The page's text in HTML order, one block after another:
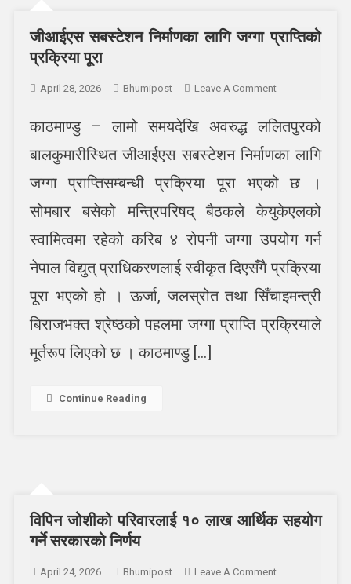
जीआईएस सबस्टेशन निर्माणका लागि जग्गा प्राप्तिको
प्रक्रिया पूरा
April 28, 2026 Bhumipost Leave A CommentOn
सबस्टेशन
लागि
जग्गा
प्रक्रिया
पूरा
काठमाण्डु – लामो समयदेखि अवरुद्ध ललितपुरको
बालकुमारीस्थित जीआईएस सबस्टेशन निर्माणका लागि
जग्गा प्राप्तिसम्बन्धी प्रक्रिया पूरा भएको छ ।
सोमबार बसेको मन्त्रिपरिषद् बैठकले केयुकेएलको
स्वामित्वमा रहेको करिब ४ रोपनी जग्गा उपयोग गर्न
नेपाल विद्युत् प्राधिकरणलाई स्वीकृत दिएसँगै प्रक्रिया
पूरा भएको हो । ऊर्जा, जलस्रोत तथा सिँचाइमन्त्री
बिराजभक्त श्रेष्ठको पहलमा जग्गा प्राप्ति प्रक्रियाले
मूर्तरूप लिएको छ । काठमाण्डु […]
Continue Reading
विपिन जोशीको परिवारलाई १० लाख आर्थिक सहयोग
गर्ने सरकारको निर्णय
April 24, 2026 Bhumipost Leave A CommentOn